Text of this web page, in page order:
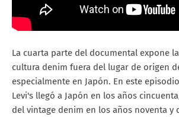
La cuarta parte del documental expone
cultura denim fuera del lugar de origen
especialmente en Japón. En este
Levi's llegó a Japón en los años
del vintage denim en los años noventa y